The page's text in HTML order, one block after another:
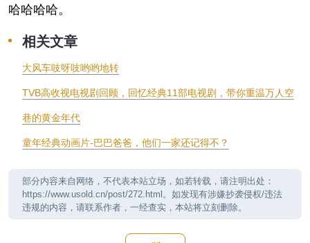
哈哈哈哈。
相关文章
大风车吱呀吱哟哟地转
TVB高收视电视剧回顾，回忆经典11部电视剧，带你重温万人空
巷的黄金年代
童年经典动画片-巴巴爸爸，他们一家还记得不？
部分内容来自网络，不代表本站立场，如若转载，请注明出处：
https://www.usold.cn/post/272.html。如发现有涉嫌抄袭侵权/违法
违规的内容，请联系作者，一经查实，本站将立刻删除。